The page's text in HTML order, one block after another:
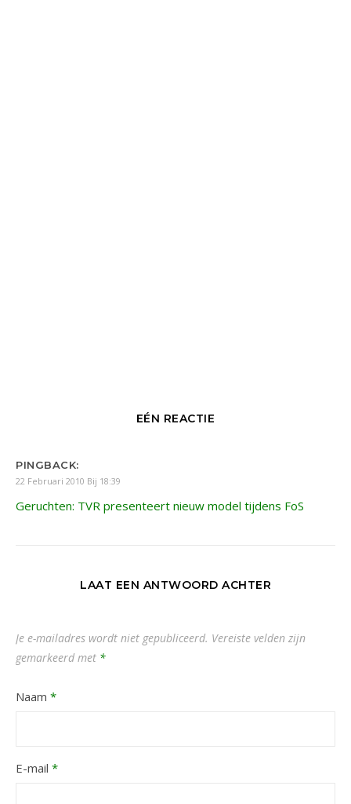
EÉN REACTIE
PINGBACK:
22 Februari 2010 Bij 18:39
Geruchten: TVR presenteert nieuw model tijdens FoS
LAAT EEN ANTWOORD ACHTER
Je e-mailadres wordt niet gepubliceerd. Vereiste velden zijn
gemarkeerd met *
Naam *
E-mail *